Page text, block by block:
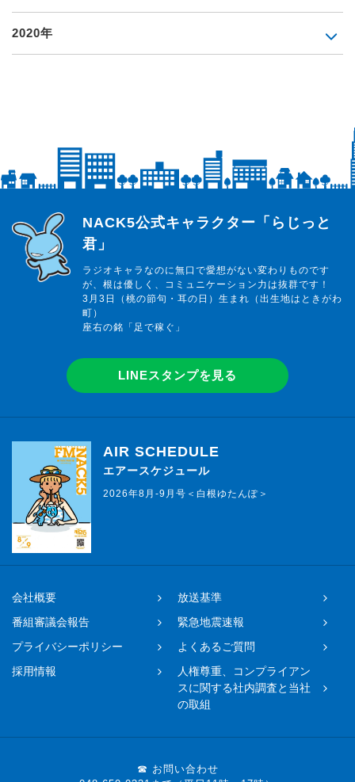
2020年
らじっと君
NACK5公式キャラクター「らじっと
君」
ラジオキャラなのに無口で愛想がない変わりものです
が、根は優しく、コミュニケーション力は抜群です！
3月3日（桃の節句・耳の日）生まれ（出生地はときがわ
町）
座右の銘「足で稼ぐ」
LINEスタンプを見る
AIR SCHEDULE
エアースケジュール
2026年8月-9月号＜白根ゆたんぽ＞
会社概要
放送基準
番組審議会報告
緊急地震速報
プライバシーポリシー
よくあるご質問
採用情報
人権尊重、コンプライアン
スに関する社内調査と当社
の取組
☎ お問い合わせ